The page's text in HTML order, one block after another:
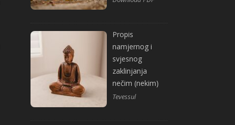
Propis
namjernog i
svjesnog
zaklinjanja
nečim (nekim)
Tevessul